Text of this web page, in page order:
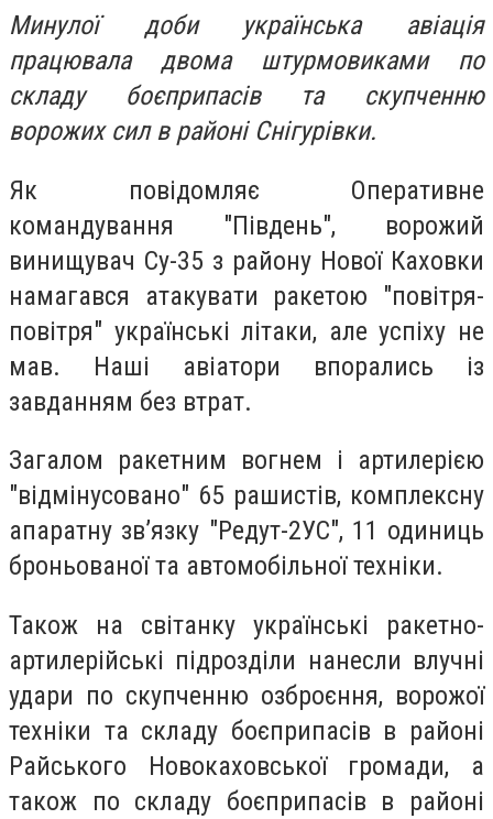
Минулої доби українська авіація
працювала двома штурмовиками по
складу боєприпасів та скупченню
ворожих сил в районі Снігурівки.
Як повідомляє Оперативне
командування "Південь", ворожий
винищувач Су-35 з району Нової Каховки
намагався атакувати ракетою "повітря-
повітря" українські літаки, але успіху не
мав. Наші авіатори впорались із
завданням без втрат.
Загалом ракетним вогнем і артилерією
"відмінусовано" 65 рашистів, комплексну
апаратну зв’язку "Редут-2УС", 11 одиниць
броньованої та автомобільної техніки.
Також на світанку українські ракетно-
артилерійські підрозділи нанесли влучні
удари по скупченню озброєння, ворожої
техніки та складу боєприпасів в районі
Райського Новокаховської громади, а
також по складу боєприпасів в районі